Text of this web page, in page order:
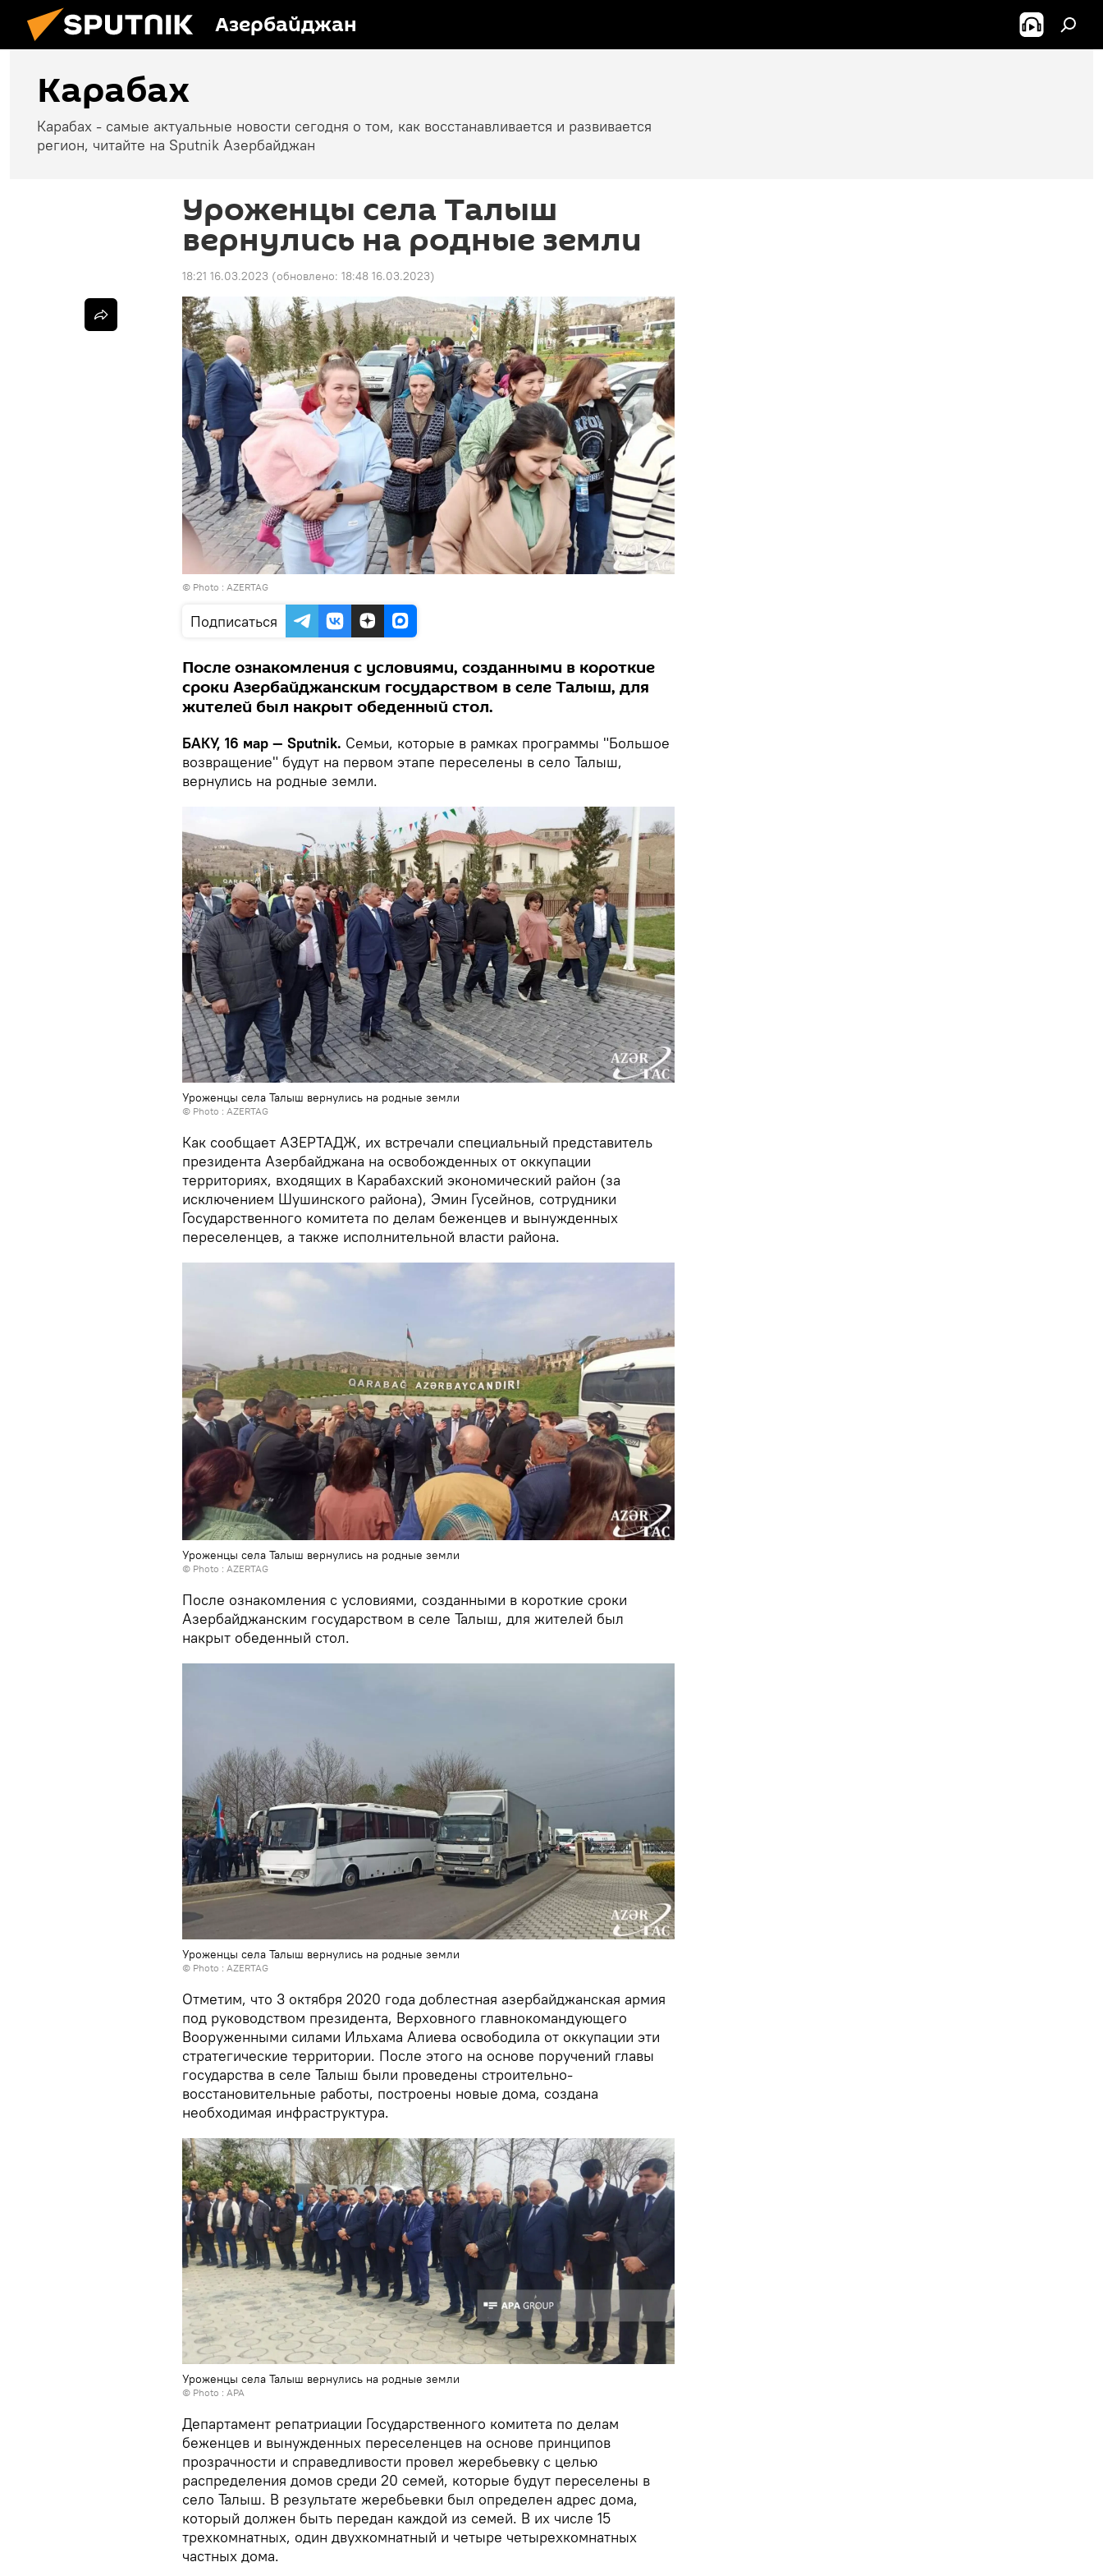
Азербайджан
Карабах
Карабах - самые актуальные новости сегодня о том, как восстанавливается и развивается
регион, читайте на Sputnik Азербайджан
Уроженцы села Талыш
вернулись на родные земли
18:21 16.03.2023 (обновлено: 18:48 16.03.2023)
© Photo : AZERTAG
Подписаться
После ознакомления с условиями, созданными в короткие
сроки Азербайджанским государством в селе Талыш, для
жителей был накрыт обеденный стол.
БАКУ, 16 мар — Sputnik. Семьи, которые в рамках программы "Большое
возвращение" будут на первом этапе переселены в село Талыш,
вернулись на родные земли.
Уроженцы села Талыш вернулись на родные земли
© Photo : AZERTAG
Как сообщает АЗЕРТАДЖ, их встречали специальный представитель
президента Азербайджана на освобожденных от оккупации
территориях, входящих в Карабахский экономический район (за
исключением Шушинского района), Эмин Гусейнов, сотрудники
Государственного комитета по делам беженцев и вынужденных
переселенцев, а также исполнительной власти района.
Уроженцы села Талыш вернулись на родные земли
© Photo : AZERTAG
После ознакомления с условиями, созданными в короткие сроки
Азербайджанским государством в селе Талыш, для жителей был
накрыт обеденный стол.
Уроженцы села Талыш вернулись на родные земли
© Photo : AZERTAG
Отметим, что 3 октября 2020 года доблестная азербайджанская армия
под руководством президента, Верховного главнокомандующего
Вооруженными силами Ильхама Алиева освободила от оккупации эти
стратегические территории. После этого на основе поручений главы
государства в селе Талыш были проведены строительно-
восстановительные работы, построены новые дома, создана
необходимая инфраструктура.
Уроженцы села Талыш вернулись на родные земли
© Photo : APA
Департамент репатриации Государственного комитета по делам
беженцев и вынужденных переселенцев на основе принципов
прозрачности и справедливости провел жеребьевку с целью
распределения домов среди 20 семей, которые будут переселены в
село Талыш. В результате жеребьевки был определен адрес дома,
который должен быть передан каждой из семей. В их числе 15
трехкомнатных, один двухкомнатный и четыре четырехкомнатных
частных дома.